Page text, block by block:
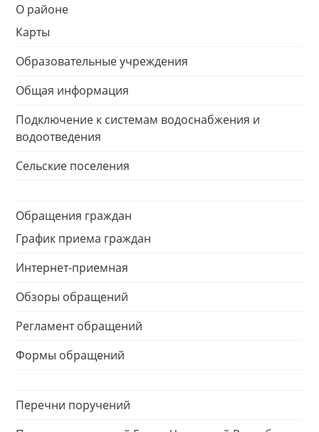
О районе
Карты
Образовательные учреждения
Общая информация
Подключение к системам водоснабжения и
водоотведения
Сельские поселения
Обращения граждан
График приема граждан
Интернет-приемная
Обзоры обращений
Регламент обращений
Формы обращений
Перечни поручений